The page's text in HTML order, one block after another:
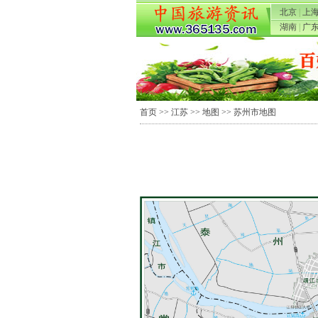
北京 上
湖南
广
首页 >> 江苏 >> 地图 >> 苏州市地图